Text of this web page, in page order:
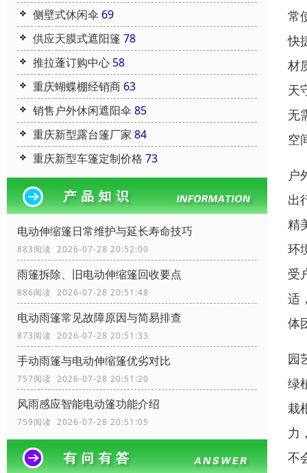
侧壁式休闲伞 69
供应天膜式遮阳篷 78
推拉蓬订购中心 58
重庆蝴蝶棚经销商 63
销售户外休闲遮阳伞 85
重庆新型露台篷厂家 84
重庆新型车篷定制价格 73
电动伸缩篷日常维护与延长寿命技巧
883阅读 2026-07-28 20:52:00
雨篷拆除、旧电动伸缩篷回收要点
886阅读 2026-07-28 20:51:48
电动雨篷常见故障原因与简易排查
873阅读 2026-07-28 20:51:33
手动雨篷与电动伸缩篷优劣对比
757阅读 2026-07-28 20:51:20
风雨感应智能电动篷功能介绍
759阅读 2026-07-28 20:51:05
常
快
材
天
无
空
户
出
精
环
受
适
体
园
绿
栽
力
不